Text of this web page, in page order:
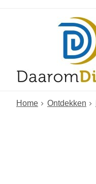
Home Ontdekken